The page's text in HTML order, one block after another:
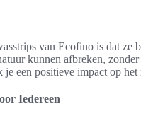
van Ecofino is dat ze
kunnen afbreken,
een positieve impact op het
Iedereen